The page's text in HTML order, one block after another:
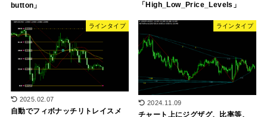
button」
「High_Low_Price_Levels」
ラインタイプ
2025.02.07
自動でフィボナッチリトレイスメ
ラインタイプ
2024.11.09
チャート上にジグザグ、比率等、